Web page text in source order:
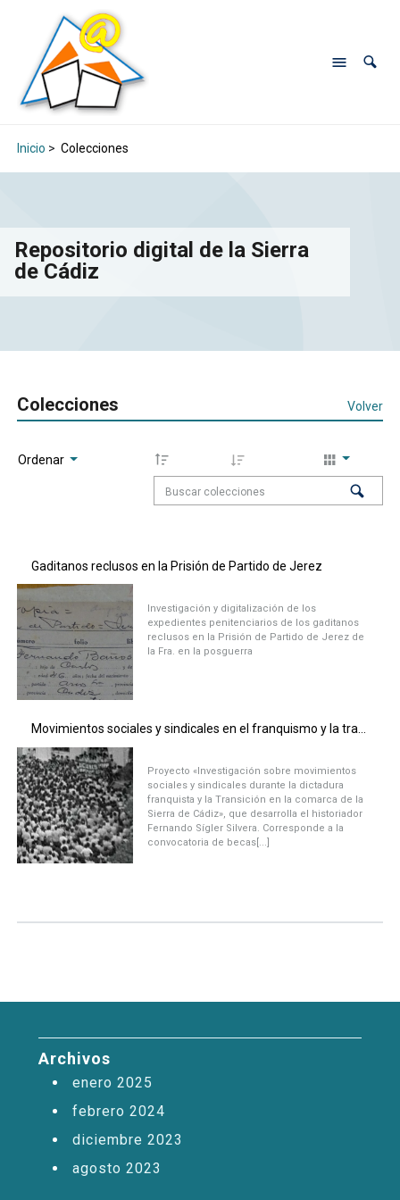
Inicio > Colecciones
Repositorio digital de la Sierra
de Cádiz
Colecciones Volver
Ordenar
Gaditanos reclusos en la Prisión de Partido de Jerez
Investigación y digitalización de los
expedientes penitenciarios de los gaditanos
reclusos en la Prisión de Partido de Jerez de
la Fra. en la posguerra
Proyecto «Investigación sobre movimientos
sociales y sindicales durante la dictadura
franquista y la Transición en la comarca de la
Sierra de Cádiz», que desarrolla el historiador
Fernando Sígler Silvera. Corresponde a la
convocatoria de becas[...]
Archivos
enero 2025
febrero 2024
diciembre 2023
agosto 2023